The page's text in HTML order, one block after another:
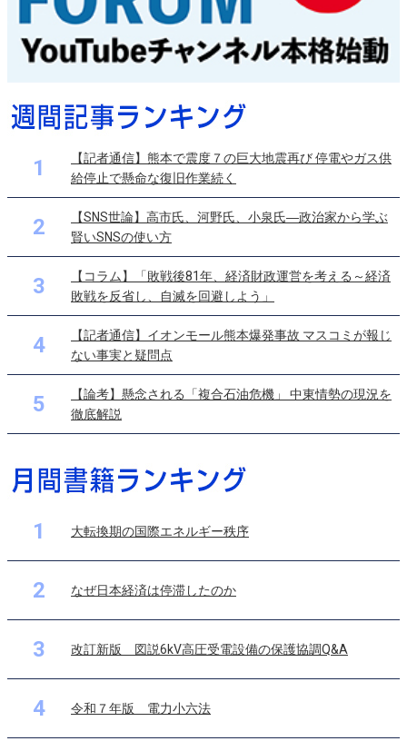
1
【記者通信】熊本で震度７の巨大地震再び 停電やガス供
給停止で懸命な復旧作業続く
2
【SNS世論】高市氏、河野氏、小泉氏―政治家から学ぶ
賢いSNSの使い方
3
【コラム】「敗戦後81年、経済財政運営を考える～経済
敗戦を反省し、自滅を回避しよう」
4
【記者通信】イオンモール熊本爆発事故 マスコミが報じ
ない事実と疑問点
5
【論考】懸念される「複合石油危機」 中東情勢の現況を
徹底解説
1 大転換期の国際エネルギー秩序
2 なぜ日本経済は停滞したのか
3 改訂新版 図説6kV高圧受電設備の保護協調Q&A
4 令和７年版 電力小六法